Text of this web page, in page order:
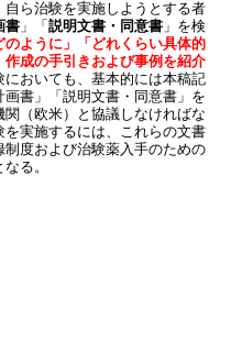
ら治験を実施しようとする者
書」「 説明文書・同意書」を検
のように」「どれくらい具体的
成の手引きおよび事例を紹介
においても、基本的には本稿記
書」「説明文書・同意書」を
（欧米）と協議しなければな
実施するには、これらの文書
度および治験薬入手のための
る。